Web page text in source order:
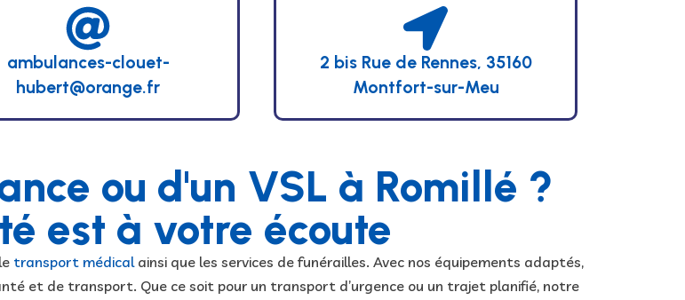
ambulances-clouet-
hubert@orange.fr
2 bis Rue de Rennes, 35160
Montfort-sur-Meu
ou d'un VSL à Romillé ?
est à votre écoute
transport médicalainsi que les services de funérailles. Avec nos équipements adaptés,
et de transport. Que ce soit pour un transport d’urgence ou un trajet planifié, notre